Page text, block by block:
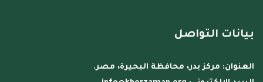
بيانات التواصل
العنوان: مركز بدر، محافظة البحيرة، مصر.